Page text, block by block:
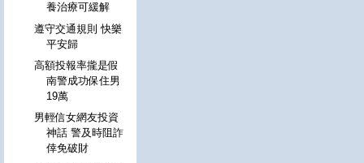
養治療可緩解
遵守交通規則 快樂
平安歸
高額投報率攏是假
南警成功保住男
19萬
男輕信女網友投資
神話 警及時阻詐
倖免破財